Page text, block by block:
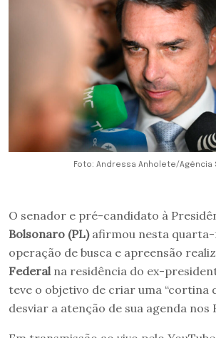
Foto: Andressa Anholete/Agência
O senador e pré-candidato à
Bolsonaro (PL) afirmou nesta quarta-
operação de busca e apreensão
Federal na residência do ex-
teve o objetivo de criar uma “cortina
desviar a atenção de sua agenda nos